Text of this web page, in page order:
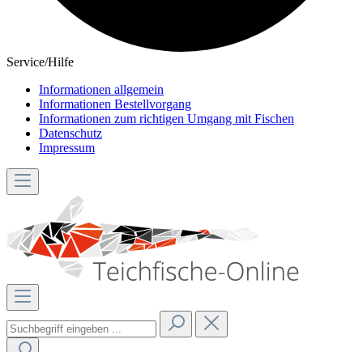
Service/Hilfe
Informationen allgemein
Informationen Bestellvorgang
Informationen zum richtigen Umgang mit Fischen
Datenschutz
Impressum